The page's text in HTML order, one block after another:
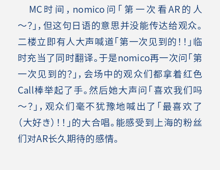
MC时间，nomico问「第一次看AR的人
～？」，但这句日语的意思并没能传达给观众。
二楼立即有人大声喊道「第一次见到的！！」临
时充当了同时翻译。于是nomico再一次问「第
一次见到的？」，会场中的观众们都拿着红色
Call棒举起了手。然后她大声问「喜欢我们吗
～？」，观众们毫不犹豫地喊出了「最喜欢了
（大好き）！！」的大合唱。能感受到上海的粉丝
们对AR长久期待的感情。